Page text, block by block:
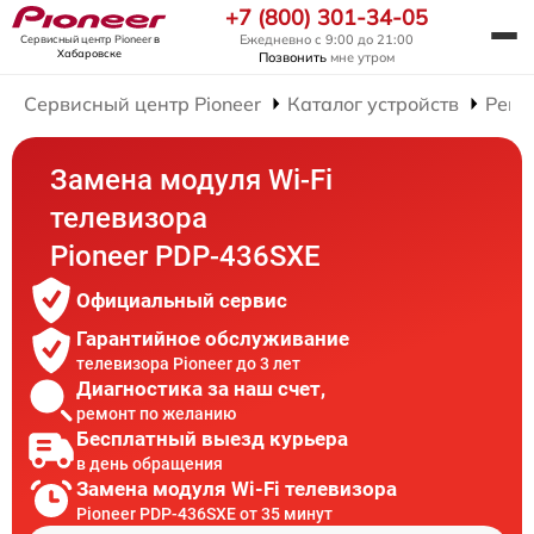
Сервисный центр Pioneerв
Хабаровске
+7 (800) 301-34-05
Ежедневно с 9:00 до 21:00
Позвонить мне утром
Сервисный центр Pioneer Каталог устройств
Замена модуля Wi-Fi
телевизора
Pioneer PDP-436SXE
Официальный сервис
Гарантийное обслуживание
телевизора Pioneer до 3 лет
Диагностика за наш счет,
ремонт по желанию
Бесплатный выезд курьера
в день обращения
Замена модуля Wi-Fi телевизора
Pioneer PDP-436SXE от 35 минут